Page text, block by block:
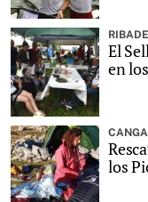
El
en
los